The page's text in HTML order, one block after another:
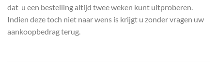
dat u een bestelling altijd twee weken kunt uitproberen.
Indien deze toch niet naar wens is krijgt u zonder vragen uw
aankoopbedrag terug.